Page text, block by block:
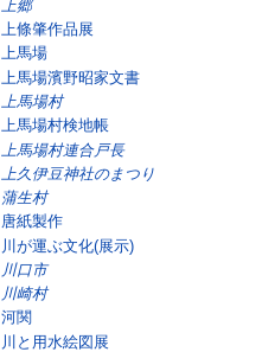
上郷
上條肇作品展
上馬場
上馬場濱野昭家文書
上馬場村
上馬場村検地帳
上馬場村連合戸長
上久伊豆神社のまつり
蒲生村
唐紙製作
川が運ぶ文化(展示)
川口市
川崎村
河関
川と用水絵図展